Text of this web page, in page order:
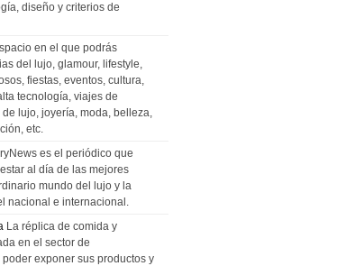
diseño y criterios de
en el que podrás
del lujo, glamour, lifestyle,
fiestas, eventos, cultura,
tecnología, viajes de
lujo, joyería, moda, belleza,
etc.
es el periódico que
al día de las mejores
mundo del lujo y la
nacional e internacional.
La réplica de comida y
en el sector de
exponer sus productos y